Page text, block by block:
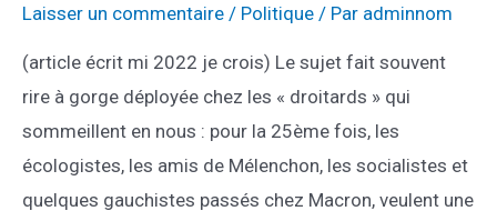
Laisser un commentaire / Politique / Par adminnom
(article écrit mi 2022 je crois) Le sujet fait souvent
rire à gorge déployée chez les « droitards » qui
sommeillent en nous : pour la 25ème fois, les
écologistes, les amis de Mélenchon, les socialistes et
quelques gauchistes passés chez Macron, veulent une